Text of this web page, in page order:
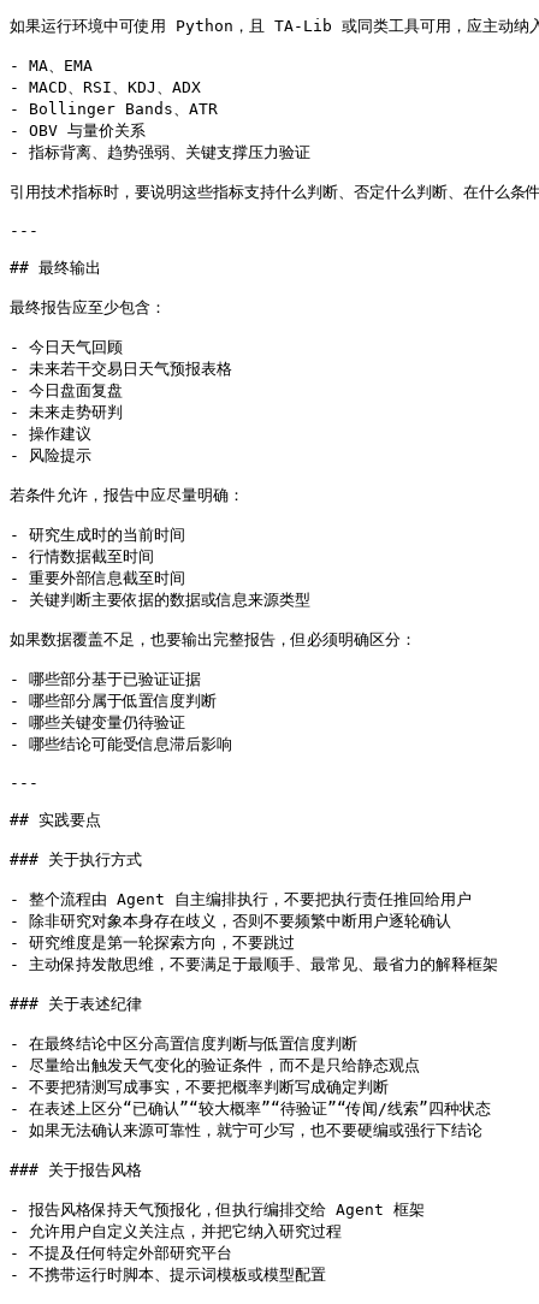
如果运行环境中可使用 Python，且 TA-Lib 或同类工具可用，应主动纳
- MA、EMA
- MACD、RSI、KDJ、ADX
- Bollinger Bands、ATR
- OBV 与量价关系
- 指标背离、趋势强弱、关键支撑压力验证
引用技术指标时，要说明这些指标支持什么判断、否定什么判断、在什么条
---
## 最终输出
最终报告应至少包含：
- 今日天气回顾
- 未来若干交易日天气预报表格
- 今日盘面复盘
- 未来走势研判
- 操作建议
- 风险提示
若条件允许，报告中应尽量明确：
- 研究生成时的当前时间
- 行情数据截至时间
- 重要外部信息截至时间
- 关键判断主要依据的数据或信息来源类型
如果数据覆盖不足，也要输出完整报告，但必须明确区分：
- 哪些部分基于已验证证据
- 哪些部分属于低置信度判断
- 哪些关键变量仍待验证
- 哪些结论可能受信息滞后影响
---
## 实践要点
### 关于执行方式
- 整个流程由 Agent 自主编排执行，不要把执行责任推回给用户
- 除非研究对象本身存在歧义，否则不要频繁中断用户逐轮确认
- 研究维度是第一轮探索方向，不要跳过
- 主动保持发散思维，不要满足于最顺手、最常见、最省力的解释框架
### 关于表述纪律
- 在最终结论中区分高置信度判断与低置信度判断
- 尽量给出触发天气变化的验证条件，而不是只给静态观点
- 不要把猜测写成事实，不要把概率判断写成确定判断
- 在表述上区分“已确认”“较大概率”“待验证”“传闻/线索”四种状态
- 如果无法确认来源可靠性，就宁可少写，也不要硬编或强行下结论
### 关于报告风格
- 报告风格保持天气预报化，但执行编排交给 Agent 框架
- 允许用户自定义关注点，并把它纳入研究过程
- 不提及任何特定外部研究平台
- 不携带运行时脚本、提示词模板或模型配置